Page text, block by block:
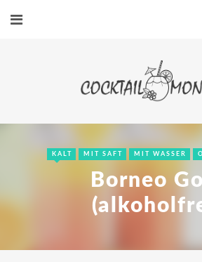
KALT MIT SAFT MIT WASSER
Borneo